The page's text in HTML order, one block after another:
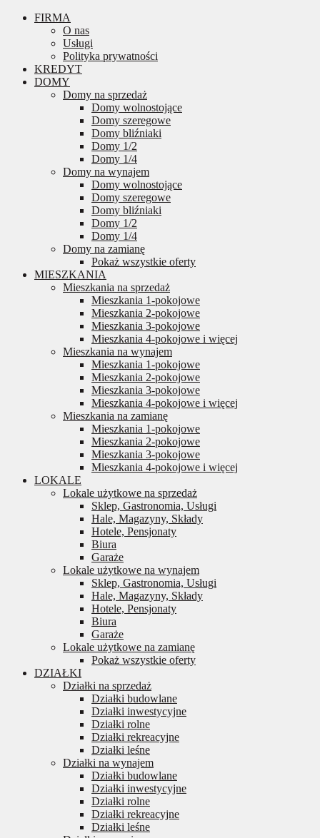
FIRMA
O nas
Usługi
Polityka prywatności
KREDYT
DOMY
Domy na sprzedaż
Domy wolnostojące
Domy szeregowe
Domy bliźniaki
Domy 1/2
Domy 1/4
Domy na wynajem
Domy wolnostojące
Domy szeregowe
Domy bliźniaki
Domy 1/2
Domy 1/4
Domy na zamianę
Pokaż wszystkie oferty
MIESZKANIA
Mieszkania na sprzedaż
Mieszkania 1-pokojowe
Mieszkania 2-pokojowe
Mieszkania 3-pokojowe
Mieszkania 4-pokojowe i więcej
Mieszkania na wynajem
Mieszkania 1-pokojowe
Mieszkania 2-pokojowe
Mieszkania 3-pokojowe
Mieszkania 4-pokojowe i więcej
Mieszkania na zamianę
Mieszkania 1-pokojowe
Mieszkania 2-pokojowe
Mieszkania 3-pokojowe
Mieszkania 4-pokojowe i więcej
LOKALE
Lokale użytkowe na sprzedaż
Sklep, Gastronomia, Usługi
Hale, Magazyny, Składy
Hotele, Pensjonaty
Biura
Garaże
Lokale użytkowe na wynajem
Sklep, Gastronomia, Usługi
Hale, Magazyny, Składy
Hotele, Pensjonaty
Biura
Garaże
Lokale użytkowe na zamianę
Pokaż wszystkie oferty
DZIAŁKI
Działki na sprzedaż
Działki budowlane
Działki inwestycyjne
Działki rolne
Działki rekreacyjne
Działki leśne
Działki na wynajem
Działki budowlane
Działki inwestycyjne
Działki rolne
Działki rekreacyjne
Działki leśne